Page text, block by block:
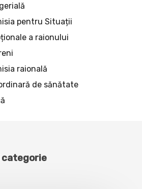
pentru Situații
a raionului
raională
de sănătate
categorie